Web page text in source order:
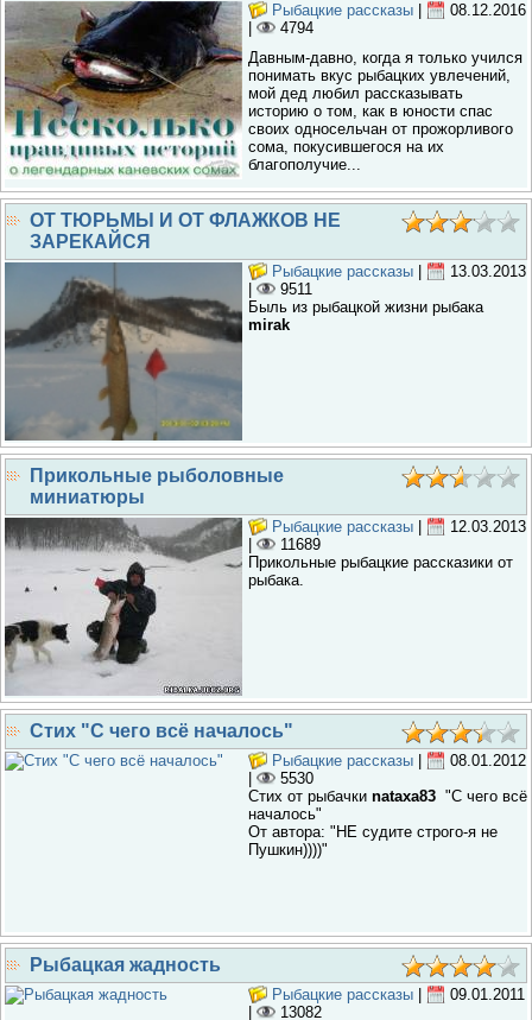
Рыбацкие рассказы
08.12.2016
4794
Давным-давно, когда я только учился
понимать вкус рыбацких увлечений,
мой дед любил рассказывать
историю о том, как в юности спас
своих односельчан от прожорливого
сома, покусившегося на их
благополучие...
ОТ ТЮРЬМЫ И ОТ ФЛАЖКОВ НЕ
ЗАРЕКАЙСЯ
Рыбацкие рассказы
13.03.2013
9511
Быль из рыбацкой жизни рыбака
mirak
Прикольные рыболовные
миниатюры
Рыбацкие рассказы
12.03.2013
11689
Прикольные рыбацкие рассказики от
рыбака.
Стих "С чего всё началось"
Рыбацкие рассказы
08.01.2012
5530
Стих от рыбачки nataxa83 "С чего всё
началось"
От автора: "НЕ судите строго-я не
Пушкин))))"
Рыбацкая жадность
Рыбацкие рассказы
09.01.2011
13082